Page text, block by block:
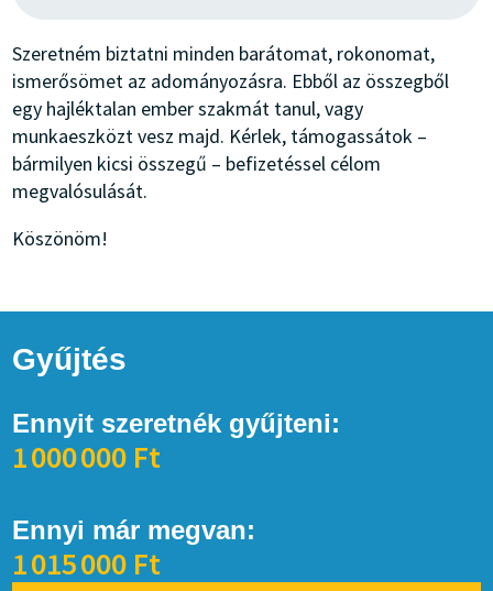
Szeretném biztatni minden barátomat, rokonomat,
ismerősömet az adományozásra. Ebből az összegből
egy hajléktalan ember szakmát tanul, vagy
munkaeszközt vesz majd. Kérlek, támogassátok –
bármilyen kicsi összegű – befizetéssel célom
megvalósulását.
Köszönöm!
Gyűjtés
Ennyit szeretnék gyűjteni:
1 000 000 Ft
Ennyi már megvan:
1 015 000 Ft